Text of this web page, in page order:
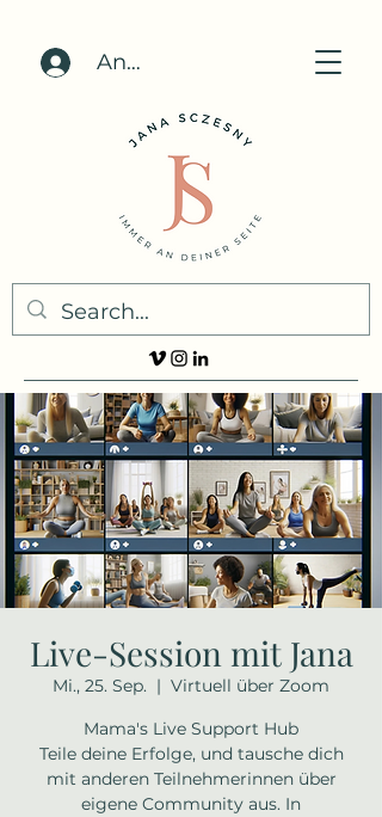
Anmelden
Live-Session mit Jana
Mi., 25. Sep.
  |
Virtuell über Zoom
Mama's Live Support Hub
Teile deine Erfolge, und tausche dich
mit anderen Teilnehmerinnen über
eigene Community aus. In